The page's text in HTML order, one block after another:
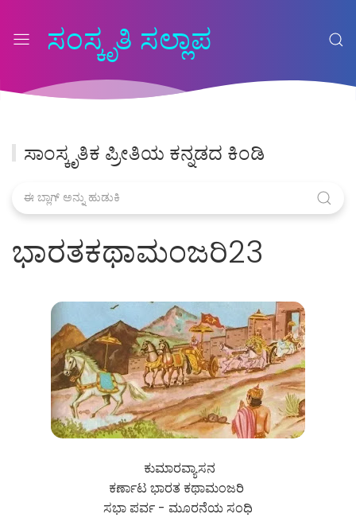
ಸಂಸ್ಕೃತಿ ಸಲ್ಲಾಪ
ಸಾಂಸ್ಕೃತಿಕ ಪ್ರೀತಿಯ ಕನ್ನಡದ ಕಿಂಡಿ
ಭಾರತಕಥಾಮಂಜರಿ23
ಕುಮಾರವ್ಯಾಸನ
ಕರ್ಣಾಟ ಭಾರತ ಕಥಾಮಂಜರಿ
ಸಭಾ ಪರ್ವ - ಮೂರನೆಯ ಸಂಧಿ